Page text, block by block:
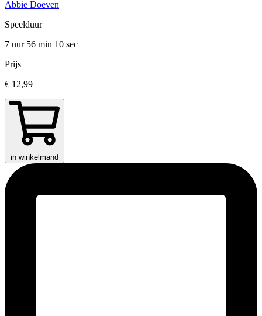
Abbie Doeven
Speelduur
7 uur 56 min 10 sec
Prijs
€ 12,99
in winkelmand